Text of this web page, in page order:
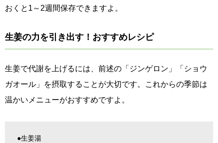
おくと1～2週間保存できますよ。
生姜の力を引き出す！おすすめレシピ
生姜で代謝を上げるには、前述の「ジンゲロン」「ショウ
ガオール」を摂取することが大切です。これからの季節は
温かいメニューがおすすめですよ。
●生姜湯